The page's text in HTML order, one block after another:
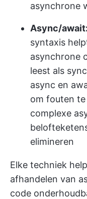
asynchrone
Async/await:
syntaxis
asynchrone
leest als
async en
om fouten
complexe
elimineren
Elke techniek
afhandelen van
code